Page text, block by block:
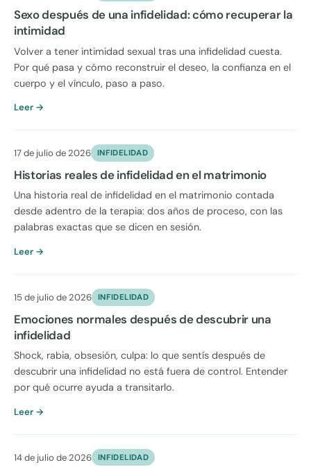
Sexo después de una infidelidad: cómo recuperar la
intimidad
Volver a tener intimidad sexual tras una infidelidad cuesta.
Por qué pasa y cómo reconstruir el deseo, la confianza en el
cuerpo y el vínculo, paso a paso.
Leer →
17 de julio de 2026 INFIDELIDAD
Historias reales de infidelidad en el matrimonio
Una historia real de infidelidad en el matrimonio contada
desde adentro de la terapia: dos años de proceso, con las
palabras exactas que se dicen en sesión.
Leer →
15 de julio de 2026 INFIDELIDAD
Emociones normales después de descubrir una
infidelidad
Shock, rabia, obsesión, culpa: lo que sentís después de
descubrir una infidelidad no está fuera de control. Entender
por qué ocurre ayuda a transitarlo.
Leer →
14 de julio de 2026 INFIDELIDAD